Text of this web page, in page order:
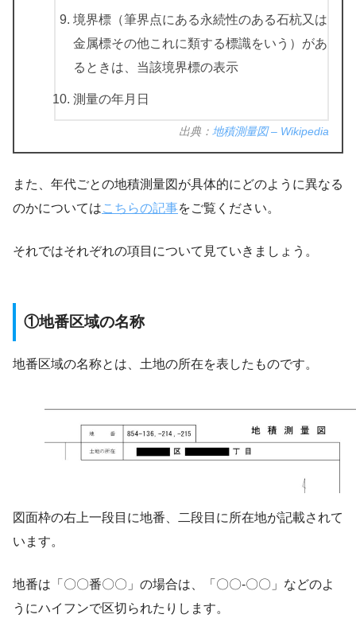
境界標（筆界点にある永続性のある石杭又は
金属標その他これに類する標識をいう）があ
るときは、当該境界標の表示
測量の年月日
出典： 地積測量図 – Wikipedia
また、年代ごとの地積測量図が具体的にどのように異なる
のかについてはこちらの記事をご覧ください。
それではそれぞれの項目について見ていきましょう。
①地番区域の名称
地番区域の名称とは、土地の所在を表したものです。
図面枠の右上一段目に地番、二段目に所在地が記載されて
います。
地番は「〇〇番〇〇」の場合は、「〇〇-〇〇」などのよ
うにハイフンで区切られたりします。